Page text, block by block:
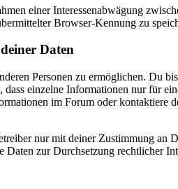
einer Interessenabwägung
Browser-Kennung zu
Daten
Personen zu ermöglichen. Du
einzelne Informationen nur für
im Forum oder
nur mit deiner Zustimmung
zur Durchsetzung rechtlicher